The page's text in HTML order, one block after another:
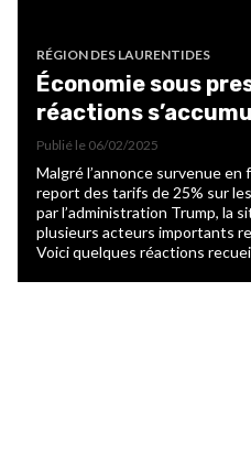
RÉGION DES LAURENTIDES
Économie sous
réactions
Publié le 06/02/2025
Malgré l’annonce survenue en
report des tarifs de 25% sur
par l’administration Trump, la
plusieurs acteurs importants
Voici quelques réactions